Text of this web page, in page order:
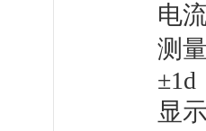
电
测
±1d
显